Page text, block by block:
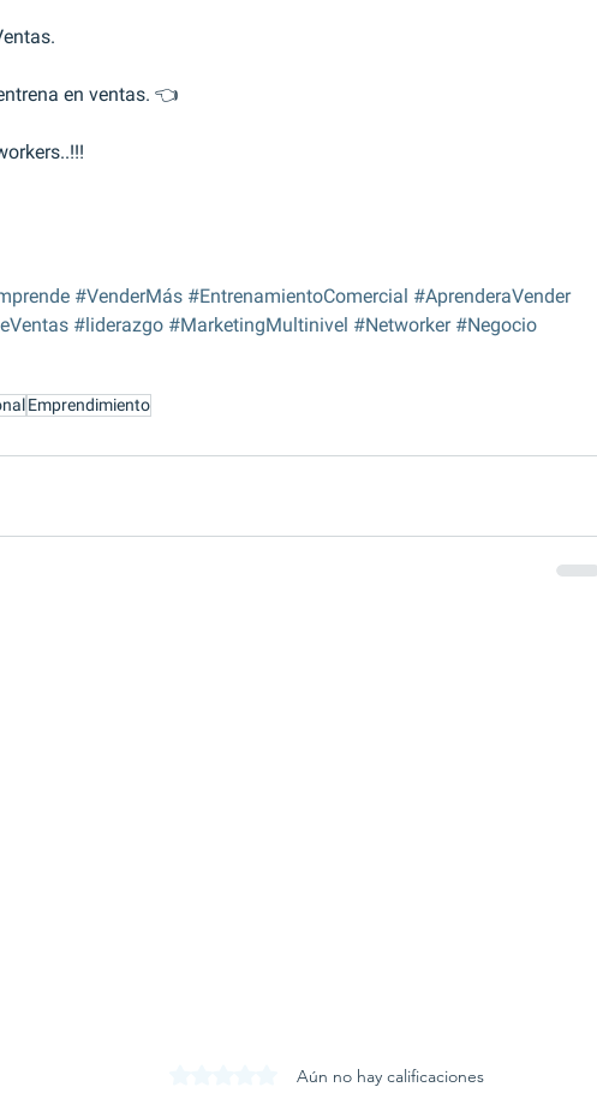
en ventas. 👈
#VenderMás #EntrenamientoComercial #AprenderaVender
#liderazgo #MarketingMultinivel #Networker #Negocio
Emprendimiento
Obtuvo 0 de 5 estrellas.Aún no hay calificaciones